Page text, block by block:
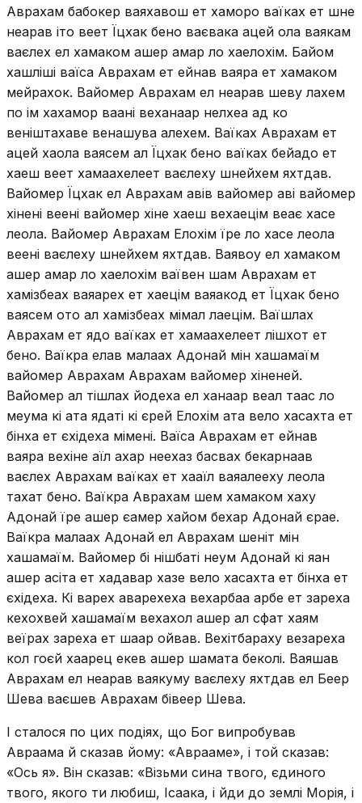
Аврахам бабокер ваяхавош ет хаморо ваїках ет шне
неарав іто веет Їцхак бено ваєвака ацей ола ваякам
ваєлех ел хамаком ашер амар ло хаелохім. Байом
хашліші ваїса Аврахам ет ейнав ваяра ет хамаком
мейрахок. Вайомер Аврахам ел неарав шеву лахем
по ім хахамор ваані веханаар нелхеа ад ко
веніштахаве венашува алехем. Ваїках Аврахам ет
ацей хаола ваясем ал Їцхак бено ваїках бейадо ет
хаеш веет хамаахелеет ваєлеху шнейхем яхтдав.
Вайомер Їцхак ел Аврахам авів вайомер аві вайомер
хінені веені вайомер хіне хаеш вехаецім веає хасе
леола. Вайомер Аврахам Елохім їре ло хасе леола
веені ваєлеху шнейхем яхтдав. Ваявоу ел хамаком
ашер амар ло хаелохім ваївен шам Аврахам ет
хамізбеах ваяарех ет хаецім ваяакод ет Їцхак бено
ваясем ото ал хамізбеах мімал лаецім. Ваїшлах
Аврахам ет ядо ваїках ет хамаахелеет лішхот ет
бено. Ваїкра елав малаах Адонай мін хашамаїм
вайомер Аврахам Аврахам вайомер хіненей.
Вайомер ал тішлах йодеха ел ханаар веал таас ло
меума кі ата ядаті кі єрей Елохім ата вело хасахта ет
бінха ет єхідеха мімені. Ваїса Аврахам ет ейнав
ваяра вехіне аїл ахар неехаз басвах бекарнаав
ваєлех Аврахам ваїках ет хааїл ваяалееху леола
тахат бено. Ваїкра Аврахам шем хамаком хаху
Адонай їре ашер єамер хайом бехар Адонай єрае.
Ваїкра малаах Адонай ел Аврахам шеніт мін
хашамаїм. Вайомер бі нішбаті неум Адонай кі яан
ашер асіта ет хадавар хазе вело хасахта ет бінха ет
єхідеха. Кі варех аварехеха вехарбаа арбе ет зареха
кехохвей хашамаїм вехахол ашер ал сфат хаям
веїрах зареха ет шаар ойвав. Вехітбараху везареха
кол гоєй хаарец екев ашер шамата беколі. Ваяшав
Аврахам ел неарав ваякуму ваєлеху яхтдав ел Беер
Шева ваєшев Аврахам бівеер Шева.
І сталося по цих подіях, що Бог випробував
Авраама й сказав йому: «Аврааме», і той сказав:
«Ось я». Він сказав: «Візьми сина твого, єдиного
твого, якого ти любиш, Ісаака, і йди до землі Морія, і